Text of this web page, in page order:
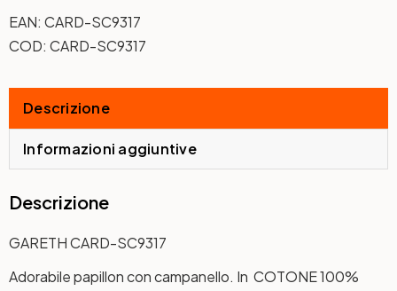
EAN: CARD-SC9317
COD: CARD-SC9317
Descrizione
Informazioni aggiuntive
Descrizione
GARETH CARD-SC9317
Adorabile papillon con campanello. In COTONE 100%